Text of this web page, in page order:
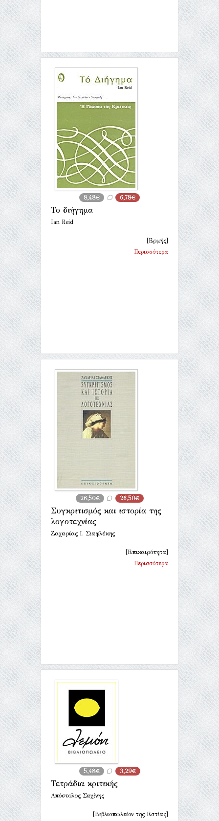
8,48€ 6,78€
Το διήγημα
Ian Reid
[Ερμής]
Περισσότερα
26,50€ 26,50€
Συγκριτισμός και ιστορία της
λογοτεχνίας
Ζαχαρίας Ι. Σιαφλέκης
[Επικαιρότητα]
Περισσότερα
5,48€ 3,29€
Τετράδια κριτικής
Απόστολος Σαχίνης
[Βιβλιοπωλείον της Εστίας]